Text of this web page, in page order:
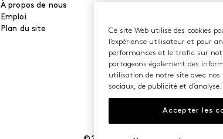
À propos de nous
Emploi
Plan du site
Conditions d’utilisation
Accessibilité
Ce site Web utilise des cookies
l’expérience utilisateur et pour
performances et le trafic sur
partageons également des
utilisation de notre site avec nos
sociaux, de publicité et d’analyse.
Accepter les